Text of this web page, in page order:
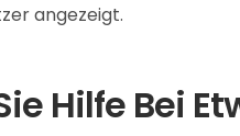
angezeigt.
Hilfe Bei